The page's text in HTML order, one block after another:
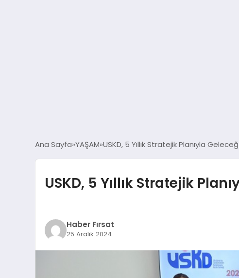
Ana Sayfa YAŞAM USKD, 5 Yıllık Stratejik Planıyla
USKD, 5 Yıllık Stratejik
Haber Fırsat
25 Aralık 2024